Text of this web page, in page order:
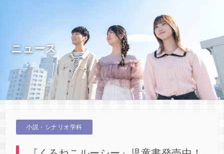
ニュース
小説・シナリオ学科